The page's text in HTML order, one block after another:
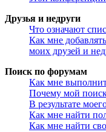
Друзья и недруги
Что означают
Как мне
моих друзей и
Поиск по форумам
Как мне
Почему мой поиск
В результате
Как мне найти
Как мне найти